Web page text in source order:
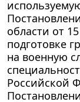
области от
подготовке
на военную
Российской